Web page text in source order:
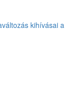
kihívásai a